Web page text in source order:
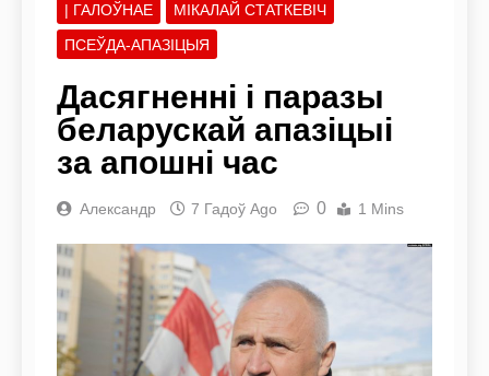
| ГАЛОЎНАЕ
МІКАЛАЙ СТАТКЕВІЧ
ПСЕЎДА-АПАЗІЦЫЯ
Дасягненні і паразы
беларускай апазіцыі
за апошні час
Александр 7 Гадоў Ago 0 1 Mins